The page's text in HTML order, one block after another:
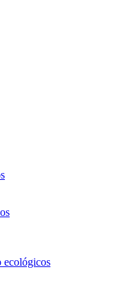
ecológicos